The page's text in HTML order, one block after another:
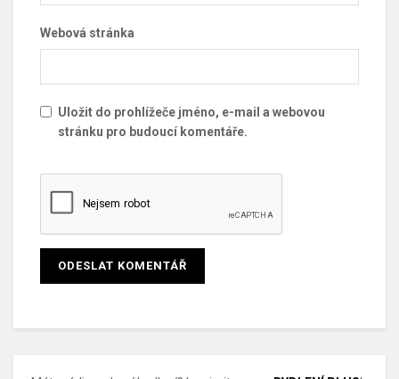
Webová stránka
Uložit do prohlížeče jméno, e-mail a webovou
stránku pro budoucí komentáře.